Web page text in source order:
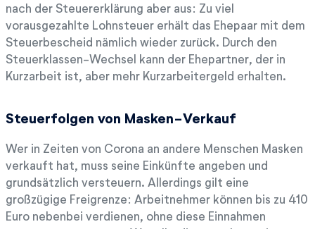
nach der Steuererklärung aber aus: Zu viel
vorausgezahlte Lohnsteuer erhält das Ehepaar mit dem
Steuerbescheid nämlich wieder zurück. Durch den
Steuerklassen-Wechsel kann der Ehepartner, der in
Kurzarbeit ist, aber mehr Kurzarbeitergeld erhalten.
Steuerfolgen von Masken-Verkauf
Wer in Zeiten von Corona an andere Menschen Masken
verkauft hat, muss seine Einkünfte angeben und
grundsätzlich versteuern. Allerdings gilt eine
großzügige Freigrenze: Arbeitnehmer können bis zu 410
Euro nebenbei verdienen, ohne diese Einnahmen